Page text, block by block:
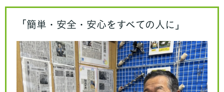
「簡単・安全・安心をすべての人に」